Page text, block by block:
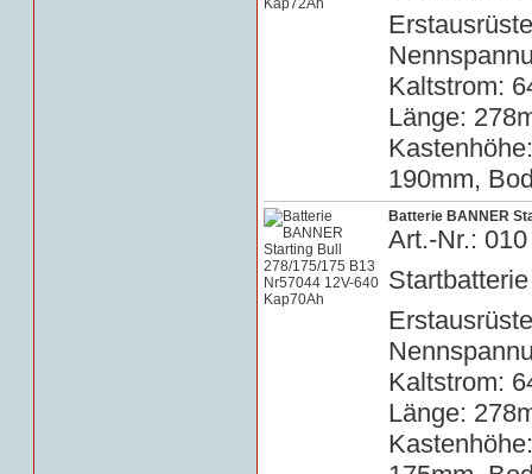
Kaltstrom:
Länge:
190mm,
Batterie BANNER
Art.-Nr.:
Kaltstrom:
Länge: